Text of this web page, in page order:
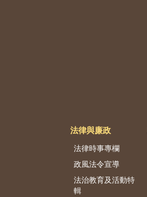
法律與廉政
法律時事專欄
政風法令宣導
法治教育及活動特
輯